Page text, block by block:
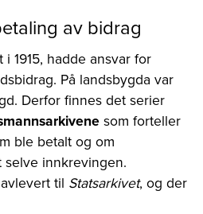
av bidrag
i 1915, hadde ansvar for
På landsbygda var
Derfor finnes det serier
som forteller
ble betalt og om
innkrevingen.
til Statsarkivet, og der